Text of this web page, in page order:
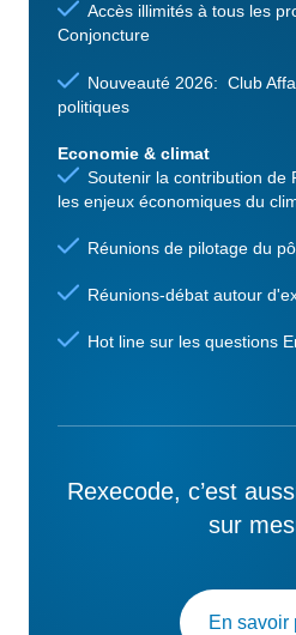
Accès illimités à tous les
Conjoncture
Nouveauté 2026: Club
politiques
Economie & climat
Soutenir la contribution de
les enjeux économiques du
Réunions de pilotage du
Réunions-débat autour
Hot line sur les questions
Rexecode, c’est
sur
En savoir